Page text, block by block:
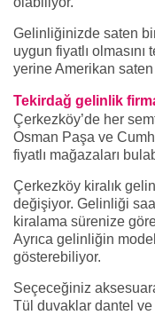
Gelinliğinizde saten
uygun fiyatlı
yerine Amerikan
Tekirdağ gelinlik
Çerkezköy’de her
Osman Paşa ve
fiyatlı mağazaları
Çerkezköy kiralık
değişiyor. Gelinliği
kiralama sürenize
Ayrıca gelinliğin
gösterebiliyor.
Seçeceğiniz
Tül duvaklar dantel ve